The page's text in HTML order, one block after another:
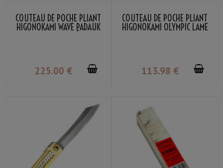
COUTEAU DE POCHE PLIANT
HIGONOKAMI WAVE PADAUK
225.00 €
COUTEAU DE POCHE PLIANT
HIGONOKAMI OLYMPIC LAME
113.98 €